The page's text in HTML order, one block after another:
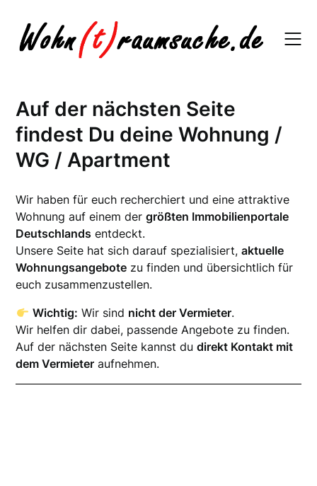
content
Auf der nächsten Seite
findest Du deine Wohnung /
WG / Apartment
Wir haben für euch recherchiert und eine attraktive
Wohnung auf einem dergrößten Immobilienportale
Deutschlands entdeckt.
Unsere Seite hat sich darauf spezialisiert,aktuelle
Wohnungsangebote zu finden und übersichtlich für
euch zusammenzustellen.
Wichtig: Wir sind nicht der Vermieter.
Wir helfen dir dabei, passende Angebote zu finden.
Auf der nächsten Seite kannst dudirekt Kontakt mit
dem Vermieter aufnehmen.